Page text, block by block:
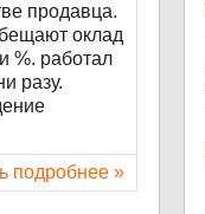
продавца.
оклад
%. работал
разу.
подробнее »